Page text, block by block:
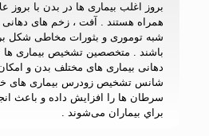
بروز اغلب بیماری ها در بدن با بروز
همراه هستند . آفت ، زخم های دهانی
شبه توموری و بثورات مخاطی شکل
باشند . متخصصین تشخیص بیماری ها
دهانی بیماری های مختلف بدن و امکان
شانس تشخیص زودرس بیماری های
سرطان ها را افزایش داده و باعث
براي بيماران می‌شوند .